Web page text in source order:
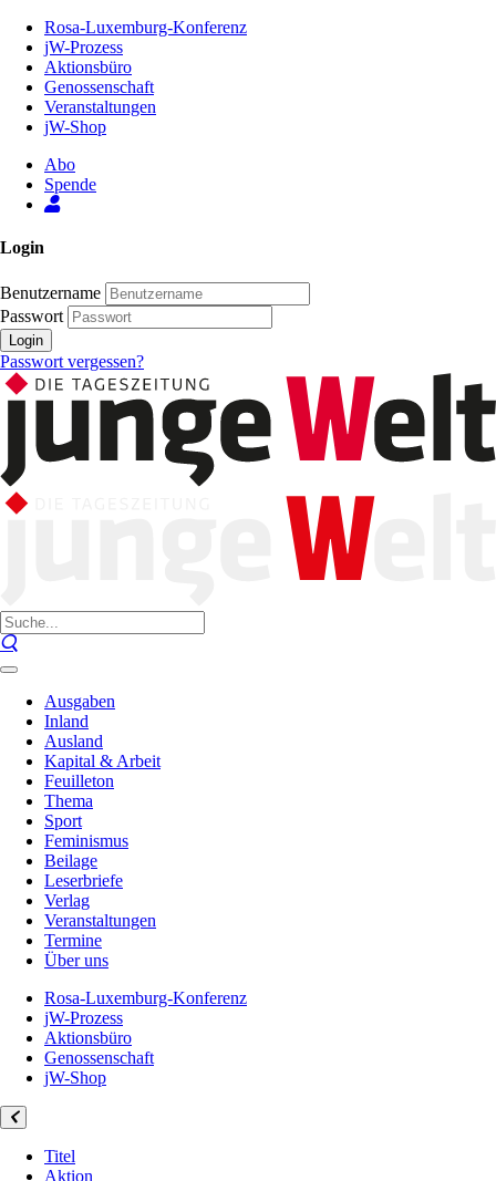
Inhalt
Seite
Rosa-Luxemburg-Konferenz
jW-Prozess
Aktionsbüro
Genossenschaft
Veranstaltungen
jW-Shop
Abo
Spende
Login
Benutzername
Passwort
Login
Passwort vergessen?
Ausgaben
Inland
Ausland
Kapital & Arbeit
Feuilleton
Thema
Sport
Feminismus
Beilage
Leserbriefe
Verlag
Veranstaltungen
Termine
Über uns
Rosa-Luxemburg-Konferenz
jW-Prozess
Aktionsbüro
Genossenschaft
jW-Shop
Titel
Aktion